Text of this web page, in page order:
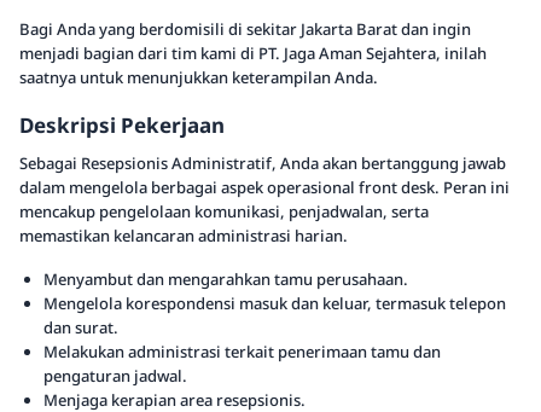
Bagi Anda yang berdomisili di sekitar Jakarta Barat dan ingin
menjadi bagian dari tim kami di PT. Jaga Aman Sejahtera, inilah
saatnya untuk menunjukkan keterampilan Anda.
Deskripsi Pekerjaan
Sebagai Resepsionis Administratif, Anda akan bertanggung jawab
dalam mengelola berbagai aspek operasional front desk. Peran ini
mencakup pengelolaan komunikasi, penjadwalan, serta
memastikan kelancaran administrasi harian.
Menyambut dan mengarahkan tamu perusahaan.
Mengelola korespondensi masuk dan keluar, termasuk telepon
dan surat.
Melakukan administrasi terkait penerimaan tamu dan
pengaturan jadwal.
Menjaga kerapian area resepsionis.